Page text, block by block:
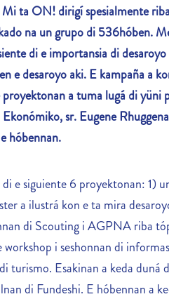
ta ON! dirigí spesialmente
na un grupo di536hóben.
di e importansia di
e desaroyo aki.Ekampaña a
a tuma lugá di yüni
sr. Eugene
hóbennan.
e siguiente 6 proyektonan: 1)
a ilustrá kon e ta mira
di Scouting i AGPNA riba
i seshonnan di
turismo. Esakinan a keda
di Fundeshi. E hóbennan a